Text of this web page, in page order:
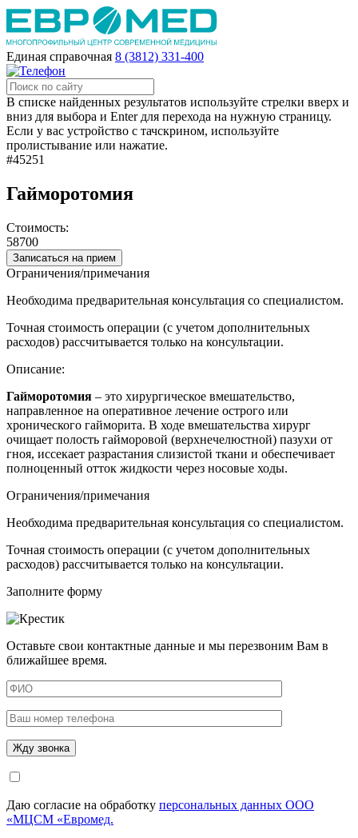
Единая справочная 8 (3812) 331-400
В списке найденных результатов используйте стрелки вверх и
вниз для выбора и Enter для перехода на нужную страницу.
Если у вас устройство с тачскрином, используйте
пролистывание или нажатие.
#45251
Гайморотомия
Стоимость:
58700
Записаться на прием
Ограничения/примечания
Необходима предварительная консультация со специалистом.
Точная стоимость операции (с учетом дополнительных
расходов) рассчитывается только на консультации.
Описание:
Гайморотомия – это хирургическое вмешательство,
направленное на оперативное лечение острого или
хронического гайморита. В ходе вмешательства хирург
очищает полость гайморовой (верхнечелюстной) пазухи от
гноя, иссекает разрастания слизистой ткани и обеспечивает
полноценный отток жидкости через носовые ходы.
Ограничения/примечания
Необходима предварительная консультация со специалистом.
Точная стоимость операции (с учетом дополнительных
расходов) рассчитывается только на консультации.
Заполните форму
Оставьте свои контактные данные и мы перезвоним Вам в
ближайшее время.
Даю согласие на обработку персональных данных ООО
«МЦСМ «Евромед.